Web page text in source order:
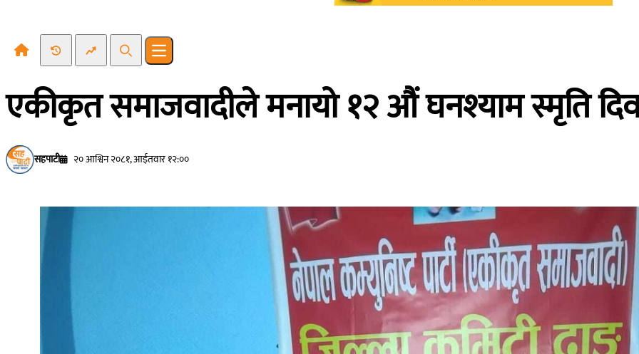
Recent NewsTrending News
SearchOpen main menu
एकीकृत समाजवादीले मनायो १२ औं घनश्याम स्मृति
सहपाटी २० आश्विन २०८१, आईतवार १२:००